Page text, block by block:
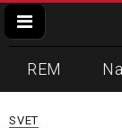
REM
Zvučni top
SVET